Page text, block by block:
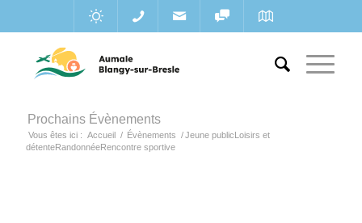
Prochains Évènements
Vous êtes ici : Accueil / Évènements / Jeune publicLoisirs et
détenteRandonnéeRencontre sportive